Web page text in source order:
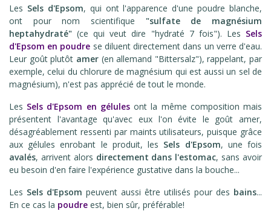
Les Sels d'Epsom, qui ont l'apparence d'une poudre blanche,
ont pour nom scientifique "sulfate de magnésium
heptahydraté" (ce qui veut dire "hydraté 7 fois"). Les Sels
d'Epsom en poudre se diluent directement dans un verre d'eau.
Leur goût plutôt amer(en allemand "Bittersalz"), rappelant, par
exemple, celui du chlorure de magnésium qui est aussi un sel de
magnésium), n'est pas apprécié de tout le monde.
Les Sels d'Epsom en gélulesont la même composition mais
présentent l'avantage qu'avec eux l'on évite le goût amer,
désagréablement ressenti par maints utilisateurs, puisque grâce
aux gélules enrobant le produit, les Sels d'Epsom, une fois
avalés, arrivent alors directement dans l'estomac, sans avoir
eu besoin d'en faire l'expérience gustative dans la bouche...
Les Sels d'Epsom peuvent aussi être utilisés pour des bains...
En ce cas la poudre est, bien sûr, préférable!